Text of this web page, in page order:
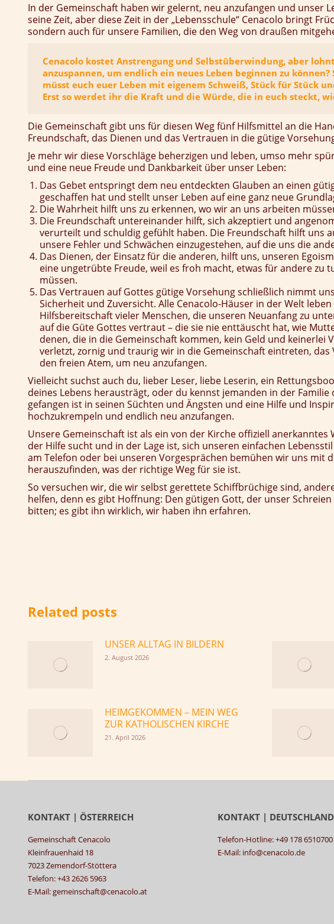
In der Gemeinschaft haben wir gelernt, neu anzufangen und unser
seine Zeit, aber diese Zeit in der „Lebensschule“ Cenacolo bringt
sondern auch für unsere Familien, die den Weg von draußen
Cenacolo kostet Anstrengung und Selbstüberwindung, aber
anzuspannen, um endlich ein neues Leben beginnen zu
müsst euch euer Leben mit eigenem Schweiß, Stück für Stück
Erst so werdet ihr die Kraft und die Würde, die in euch steckt,
Die Gemeinschaft gibt uns für diesen Weg fünf Hilfsmittel an die
Freundschaft, das Dienen und das Vertrauen in die gütige
Je mehr wir diese Vorschläge beherzigen und leben, umso mehr
und eine neue Freude und Dankbarkeit über unser Leben:
Das Gebet entspringt dem neu entdeckten Glauben an einen
geschaffen hat und stellt unser Leben auf eine ganz neue
Die Wahrheit hilft uns zu erkennen, wo wir an uns arbeiten
Die Freundschaft untereinander hilft, sich akzeptiert und
verurteilt und schuldig gefühlt haben. Die Freundschaft hilft uns
unsere Fehler und Schwächen einzugestehen, auf die uns die
Das Dienen, der Einsatz für die anderen, hilft uns, unseren
eine ungetrübte Freude, weil es froh macht, etwas für andere zu
müssen.
Das Vertrauen auf Gottes gütige Vorsehung schließlich nimmt
Sicherheit und Zuversicht. Alle Cenacolo-Häuser in der Welt
Hilfsbereitschaft vieler Menschen, die unseren Neuanfang zu
auf die Güte Gottes vertraut – die sie nie enttäuscht hat, wie
denen, die in die Gemeinschaft kommen, kein Geld und keinerlei
verletzt, zornig und traurig wir in die Gemeinschaft eintreten,
den freien Atem, um neu anzufangen.
Vielleicht suchst auch du, lieber Leser, liebe Leserin, ein
deines Lebens herausträgt, oder du kennst jemanden in der
gefangen ist in seinen Süchten und Ängsten und eine Hilfe und
hochzukrempeln und endlich neu anzufangen.
Unsere Gemeinschaft ist als ein von der Kirche offiziell
der Hilfe sucht und in der Lage ist, sich unseren einfachen
am Telefon oder bei unseren Vorgesprächen bemühen wir uns mit
herauszufinden, was der richtige Weg für sie ist.
So versuchen wir, die wir selbst gerettete Schiffbrüchige sind,
helfen, denn es gibt Hoffnung: Den gütigen Gott, der unser
bitten; es gibt ihn wirklich, wir haben ihn erfahren.
Related posts
UNSER ALLTAG IN BILDERN
2. August 2026
HEIMGEKOMMEN – MEIN WEG
ZUR KATHOLISCHEN KIRCHE
21. April 2026
KONTAKT | ÖSTERREICH
Gemeinschaft Cenacolo
Kleinfrauenhaid 18
7023 Zemendorf-Stöttera
Telefon: +43 2626 5963
E-Mail: gemeinschaft@cenacolo.at
KONTAKT | DEUTSCHLAND
Telefon-Hotline: +49 178 6510700
E-Mail: info@cenacolo.de